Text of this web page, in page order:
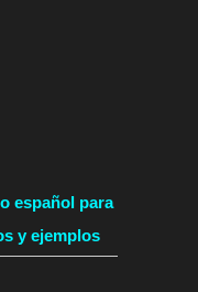
español para
y ejemplos